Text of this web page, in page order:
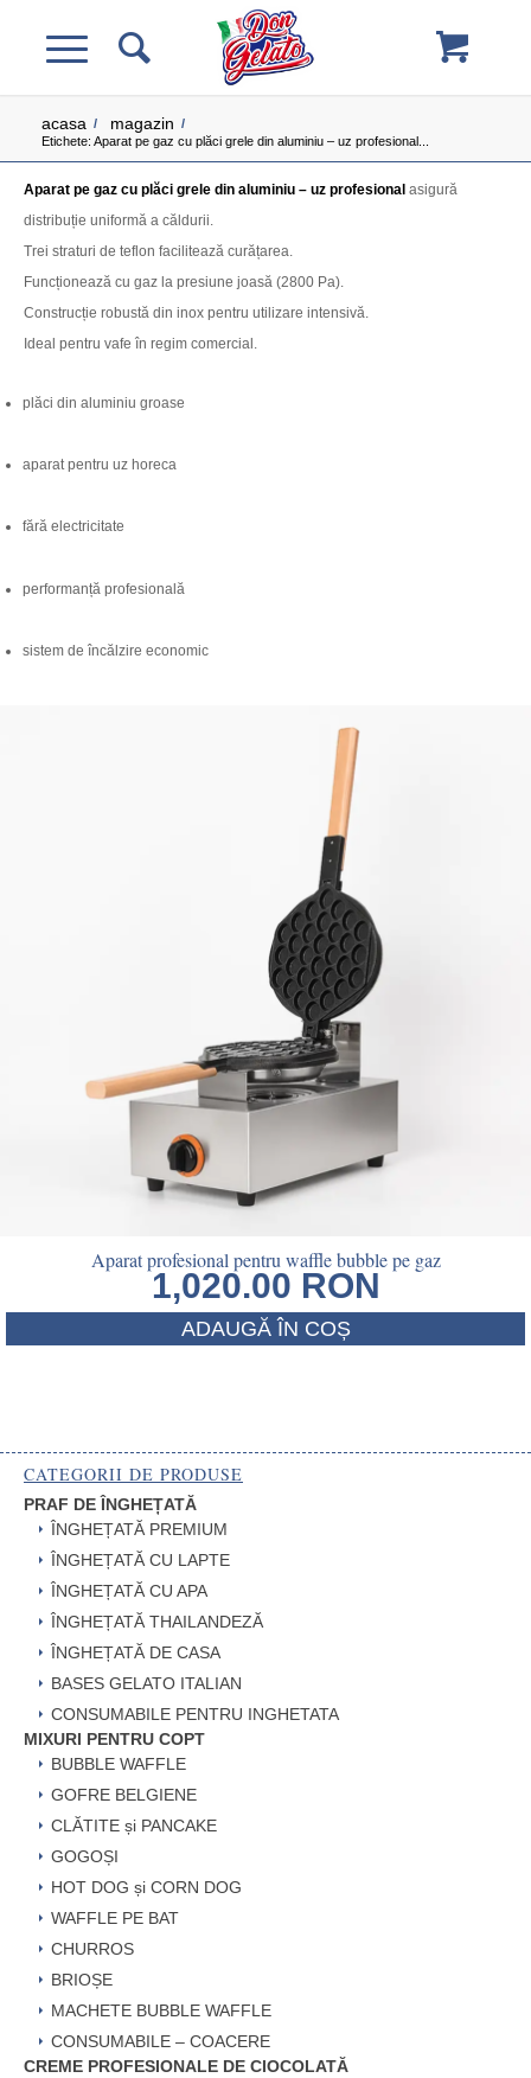
acasa / magazin /
Etichete: Aparat pe gaz cu plăci grele din aluminiu – uz profesional...
Aparat pe gaz cu plăci grele din aluminiu – uz profesional asigură
distribuție uniformă a căldurii.
Trei straturi de teflon facilitează curățarea.
Funcționează cu gaz la presiune joasă (2800 Pa).
Construcție robustă din inox pentru utilizare intensivă.
Ideal pentru vafe în regim comercial.
plăci din aluminiu groase
aparat pentru uz horeca
fără electricitate
performanță profesională
sistem de încălzire economic
Aparat profesional pentru waffle bubble pe gaz
1,020.00 RON
ADAUGĂ ÎN COȘ
CATEGORII DE PRODUSE
PRAF DE ÎNGHEȚATĂ
ÎNGHEȚATĂ PREMIUM
ÎNGHEȚATĂ CU LAPTE
ÎNGHEȚATĂ CU APA
ÎNGHEȚATĂ THAILANDEZĂ
ÎNGHEȚATĂ DE CASA
BASES GELATO ITALIAN
CONSUMABILE PENTRU INGHETATA
MIXURI PENTRU COPT
BUBBLE WAFFLE
GOFRE BELGIENE
CLĂTITE și PANCAKE
GOGOȘI
HOT DOG și CORN DOG
WAFFLE PE BAT
CHURROS
BRIOȘE
MACHETE BUBBLE WAFFLE
CONSUMABILE – COACERE
CREME PROFESIONALE DE CIOCOLATĂ